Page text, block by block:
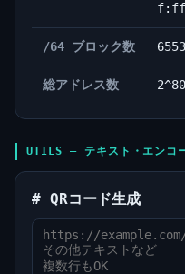
/64 ブロック数
総アドレス数 2^80
UTILS — テキスト・エンコ
# QRコード生成